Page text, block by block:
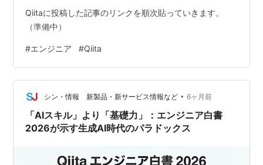
Qiitaに投稿した記事のリンクを順次貼っていきます。
（準備中）
#エンジニア #Qiita
シン・情報 新製品・新サービス情報など • 6ヶ月前
「AIスキル」より「基礎力」：エンジニア白書
2026が示す生成AI時代のパラドックス